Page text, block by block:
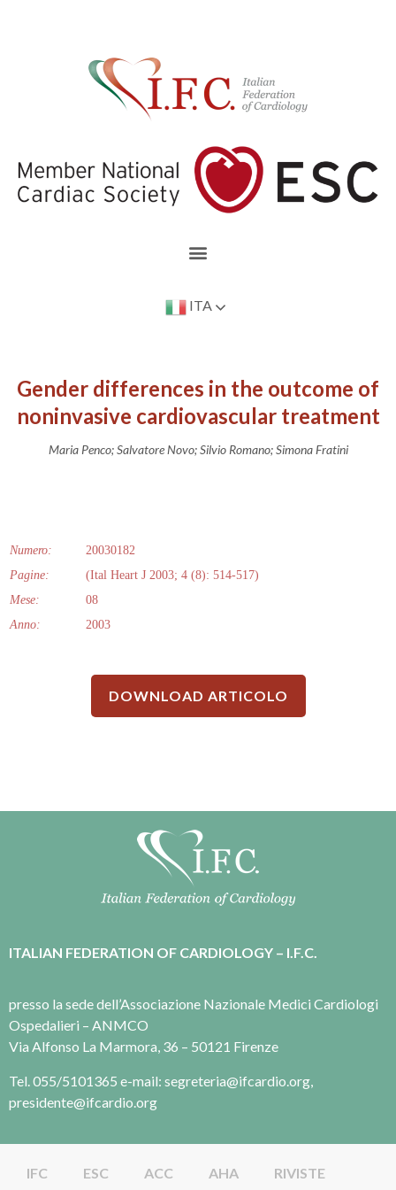
ITA
Gender differences in the outcome of
noninvasive cardiovascular treatment
Maria Penco; Salvatore Novo; Silvio Romano; Simona Fratini
Numero:
20030182
Pagine:
(Ital Heart J 2003; 4 (8): 514-517)
Mese:
08
Anno:
2003
DOWNLOAD ARTICOLO
ITALIAN FEDERATION OF CARDIOLOGY – I.F.C.
presso la sede dell’Associazione Nazionale Medici Cardiologi
Ospedalieri – ANMCO
Via Alfonso La Marmora, 36 – 50121 Firenze
Tel. 055/5101365 e-mail: segreteria@ifcardio.org,
presidente@ifcardio.org
IFC ESC ACC AHA RIVISTE